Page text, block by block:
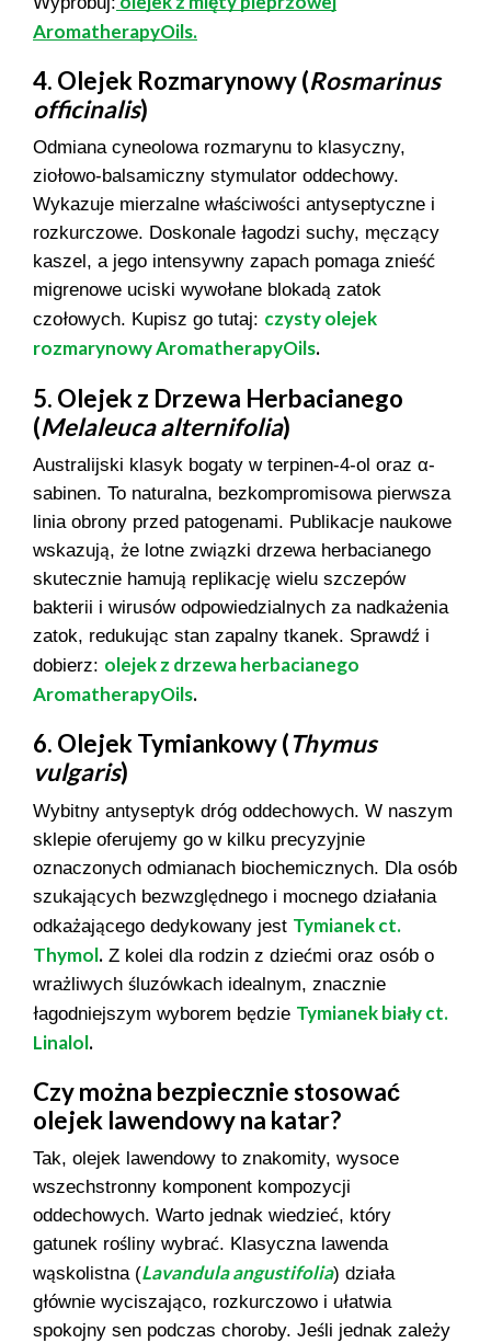
AromatherapyOils.
4. Olejek Rozmarynowy (Rosmarinus
officinalis)
Odmiana cyneolowa rozmarynu to klasyczny,
ziołowo-balsamiczny stymulator oddechowy.
Wykazuje mierzalne właściwości antyseptyczne i
rozkurczowe. Doskonale łagodzi suchy, męczący
kaszel, a jego intensywny zapach pomaga znieść
migrenowe uciski wywołane blokadą zatok
czołowych. Kupisz go tutaj: czysty olejek
rozmarynowy AromatherapyOils.
5. Olejek z Drzewa Herbacianego
(Melaleuca alternifolia)
Australijski klasyk bogaty w terpinen-4-ol oraz α-
sabinen. To naturalna, bezkompromisowa pierwsza
linia obrony przed patogenami. Publikacje naukowe
wskazują, że lotne związki drzewa herbacianego
skutecznie hamują replikację wielu szczepów
bakterii i wirusów odpowiedzialnych za nadkażenia
zatok, redukując stan zapalny tkanek. Sprawdź i
dobierz: olejek z drzewa herbacianego
AromatherapyOils.
6. Olejek Tymiankowy (Thymus
vulgaris)
Wybitny antyseptyk dróg oddechowych. W naszym
sklepie oferujemy go w kilku precyzyjnie
oznaczonych odmianach biochemicznych. Dla osób
szukających bezwzględnego i mocnego działania
odkażającego dedykowany jest Tymianek ct.
Thymol. Z kolei dla rodzin z dziećmi oraz osób o
wrażliwych śluzówkach idealnym, znacznie
łagodniejszym wyborem będzie Tymianek biały ct.
Linalol.
Czy można bezpiecznie stosować
olejek lawendowy na katar?
Tak, olejek lawendowy to znakomity, wysoce
wszechstronny komponent kompozycji
oddechowych. Warto jednak wiedzieć, który
gatunek rośliny wybrać. Klasyczna lawenda
wąskolistna (Lavandula angustifolia) działa
głównie wyciszająco, rozkurczowo i ułatwia
spokojny sen podczas choroby. Jeśli jednak zależy